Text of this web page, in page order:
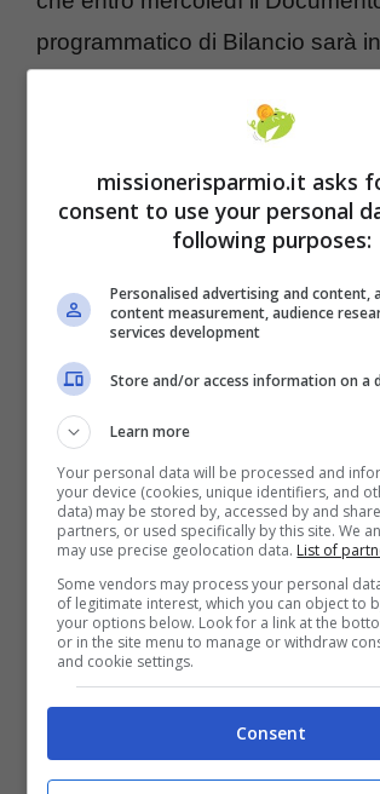
programmatico di Bilancio sarà
separazione del sussidio anti-
riprendendo il vecchio reddito di
del governo Gentiloni. I due terzi
destinato proprio alle fasce più
società, mentre il terzo restante
dedicato alle politiche attive.
Leggi anche:Da gennaio
missionerisparmio.it asks
consent to use your personal
following purposes:
Personalised advertising and content,
content measurement, audience
services development
Store and/or access information on a
Learn more
Your personal data will be processed and
your device (cookies, unique identifiers, and
data) may be stored by, accessed by and
partners, or used specifically by this site. We
may use precise geolocation data. List of
Some vendors may process your personal
of legitimate interest, which you can object to
your options below. Look for a link at the
or in the site menu to manage or withdraw
and cookie settings.
Consent